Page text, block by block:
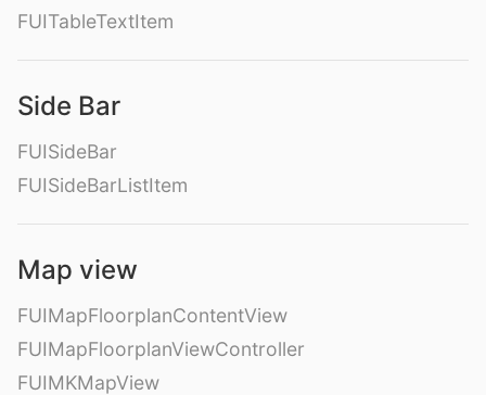
FUITableTextItem
Side Bar
FUISideBar
FUISideBarListItem
Map view
FUIMapFloorplanContentView
FUIMapFloorplanViewController
FUIMKMapView